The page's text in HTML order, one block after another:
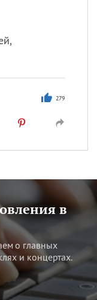
279
в
о главных
и концертах.